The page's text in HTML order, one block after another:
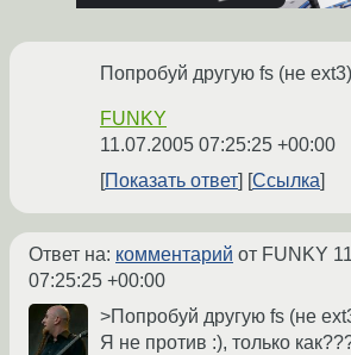
Попробуй другую fs (не ext3)
FUNKY
11.07.2005 07:25:25 +00:00
Показать ответ
Ссылка
Ответ на: комментарий от FUNKY
07:25:25 +00:00
>Попробуй другую fs (не
Я не против :), только